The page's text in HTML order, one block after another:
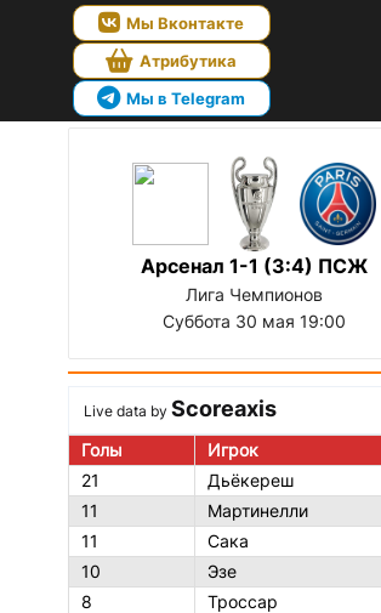
Мы Вконтакте
Атрибутика
Мы в Telegram
Арсенал 1-1 (3:4) ПСЖ
Лига Чемпионов
Суббота 30 мая 19:00
Live data by Scoreaxis
Голы
Игрок
21
Дьёкереш
11
Мартинелли
11
Сака
10
Эзе
8
Троссар